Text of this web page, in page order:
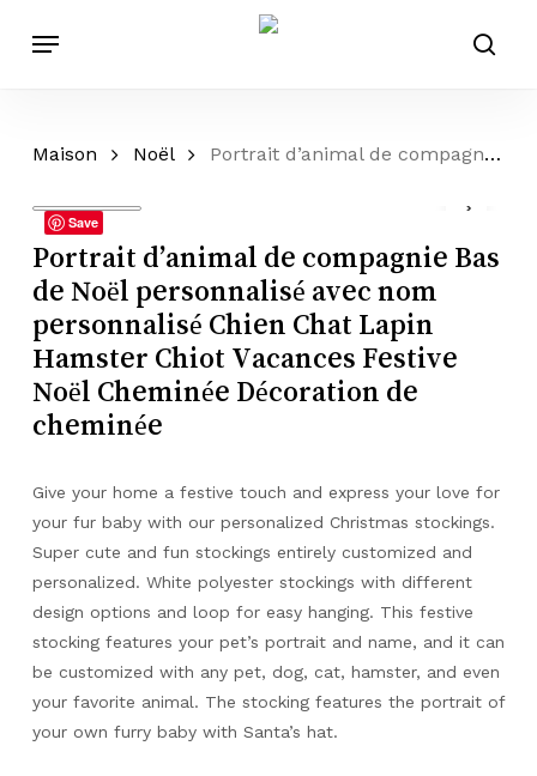
Menu
Maison Noël Portrait d’animal de compagnie Bas de Noël personnalisé avec nom personnalisé Chien Chat Lapin Hamster Chiot Vacances Festive Noël Cheminée Décoration de cheminée
Save
Portrait d’animal de compagnie Bas
de Noël personnalisé avec nom
personnalisé Chien Chat Lapin
Hamster Chiot Vacances Festive
Noël Cheminée Décoration de
cheminée
Give your home a festive touch and express your love for
your fur baby with our personalized Christmas stockings.
Super cute and fun stockings entirely customized and
personalized. White polyester stockings with different
design options and loop for easy hanging. This festive
stocking features your pet’s portrait and name, and it can
be customized with any pet, dog, cat, hamster, and even
your favorite animal. The stocking features the portrait of
your own furry baby with Santa’s hat.